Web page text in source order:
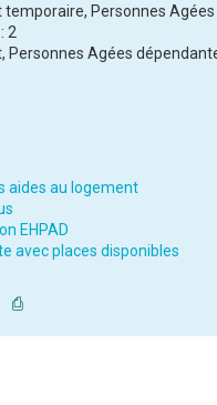
temporaire, Personnes Agées
2
Personnes Agées
aides au logement
EHPAD
avec places disponibles
⎙